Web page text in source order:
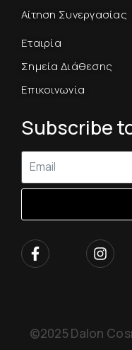
Αίτηση Συνεργασίας
Εταιρία
Σημεία Διάθεσης
Επικοινωνία
Subscribe
©2025 Dalon